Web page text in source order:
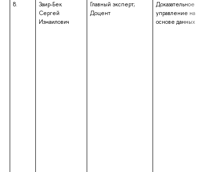
8.
Заир-Бек
Сергей
Измаилович
Главный эксперт;
Доцент
Доказательное
управление на
основе данных